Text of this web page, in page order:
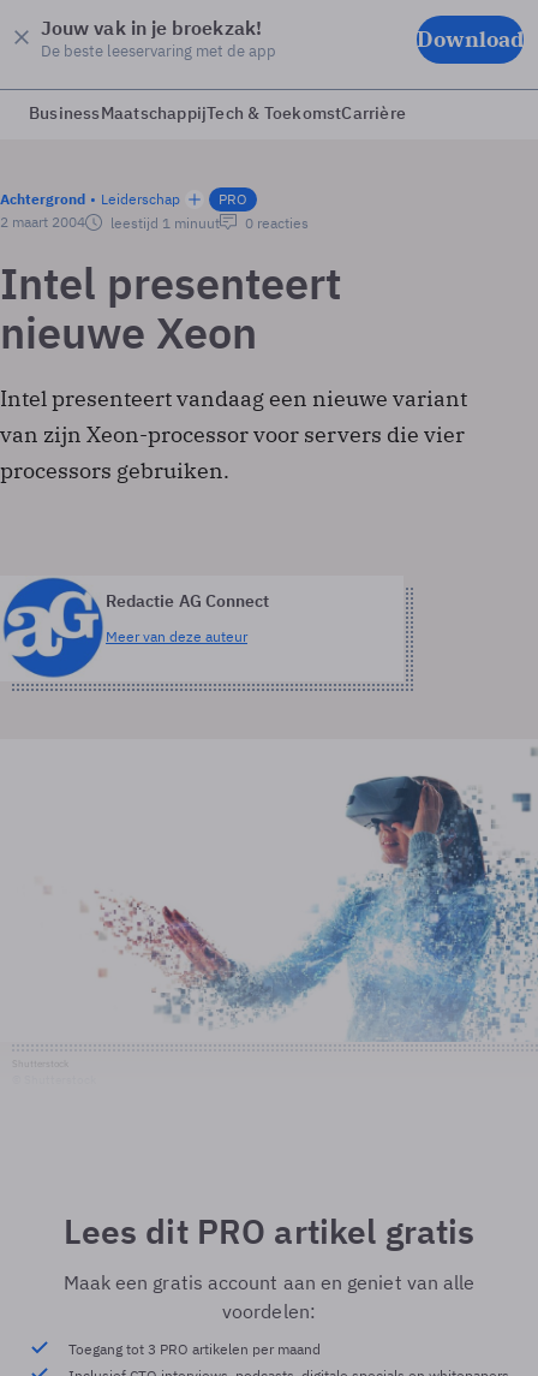
Jouw vak in je broekzak!
De beste leeservaring met de app Download
BusinessMaatschappijTech & ToekomstCarrière
Achtergrond Leiderschap
PRO
2 maart 2004
leestijd 1 minuut 0 reacties
Intel presenteert
nieuwe Xeon
Intel presenteert vandaag een nieuwe variant
van zijn Xeon-processor voor servers die vier
processors gebruiken.
Redactie AG Connect
Meer van deze auteur
Lees dit PRO artikel gratis
Maak een gratis account aan en geniet van alle
voordelen:
Toegang tot 3 PRO artikelen per maand